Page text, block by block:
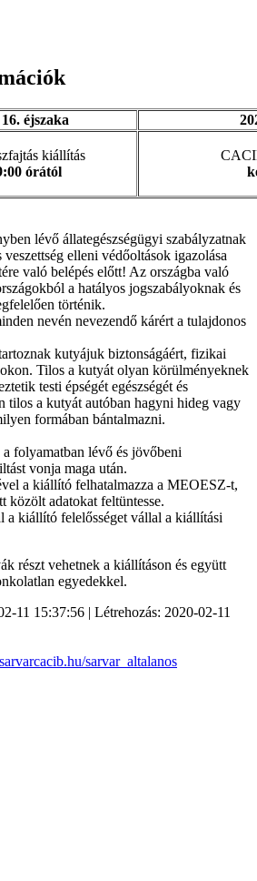
éjszaka
kiállítás
órától
lévő állategészségügyi szabályzatnak
elleni védőoltások igazolása
való belépés előtt! Az országba való
a hatályos jogszabályoknak és
történik.
nevén nevezendő kárért a tulajdonos
kutyájuk biztonságáért, fizikai
Tilos a kutyát olyan körülményeknek
testi épségét egészségét és
tilos a kutyát autóban hagyni hideg vagy
formában bántalmazni.
a folyamatban lévő és jövőbeni
vonja maga után.
a kiállító felhatalmazza a MEOESZ-t,
közölt adatokat feltüntesse.
a kiállító felelősséget vállal a kiállítási
részt vehetnek a kiállításon és együtt
egyedekkel.
11 15:37:56 | Létrehozás: 2020-02-11
sarvar_altalanos